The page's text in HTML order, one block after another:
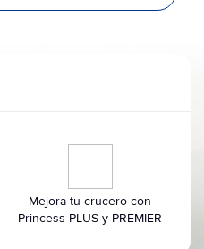
Mejora tu crucero con
Princess PLUS y PREMIER